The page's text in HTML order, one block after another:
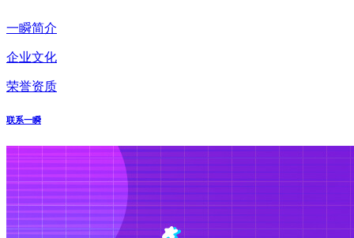
一瞬简介
企业文化
荣誉资质
联系一瞬